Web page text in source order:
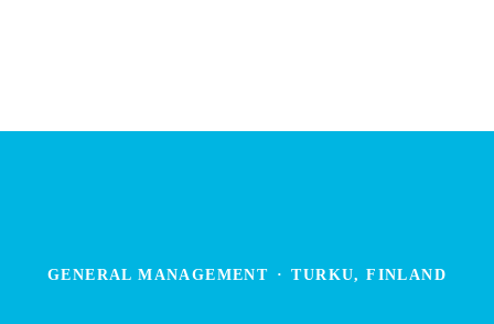
GENERAL MANAGEMENT · TURKU, FINLAND